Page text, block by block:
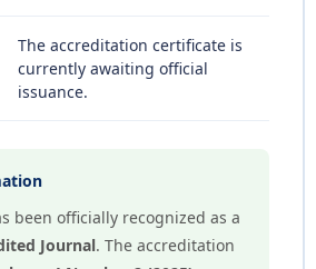
The accreditation certificate is
currently awaiting official
issuance.
been officially recognized as a
Journal. The accreditation